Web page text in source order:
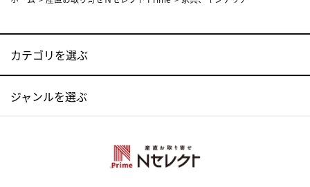
カテゴリを選ぶ
ジャンルを選ぶ